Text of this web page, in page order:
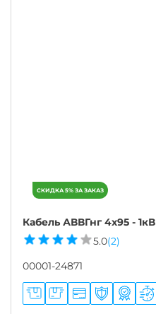
Кабель АВВГнг 4х95 - 1кВ
5.0(2)
00001-24871